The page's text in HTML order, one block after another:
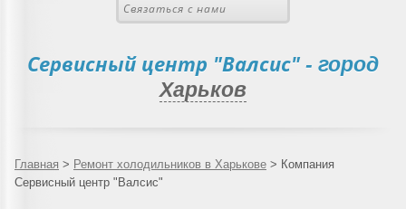
Связаться с нами
Сервисный центр "Валсис"- город
Харьков
Главная > Ремонт холодильников в Харькове > Компания
Сервисный центр "Валсис"